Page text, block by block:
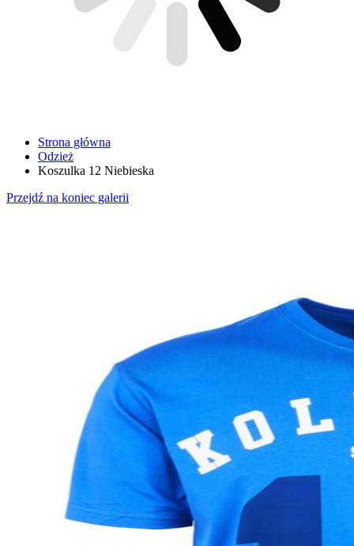
Strona główna
Odzież
Koszulka 12 Niebieska
Przejdź na koniec galerii